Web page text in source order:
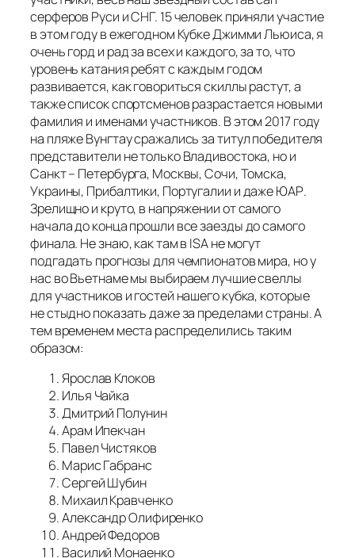
серферов Руси и СНГ. 15 человек приняли участие
в этом году в ежегодном Кубке Джимми Льюиса, я
очень горд и рад за всех и каждого, за то, что
уровень катания ребят с каждым годом
развивается, как говориться скиллы растут, а
также список спортсменов разрастается новыми
фамилия и именами участников. В этом 2017 году
на пляже Вунгтау сражались за титул победителя
представители не только Владивостока, но и
Санкт – Петербурга, Москвы, Сочи, Томска,
Украины, Прибалтики, Португалии и даже ЮАР.
Зрелищно и круто, в напряжении от самого
начала до конца прошли все заезды до самого
финала. Не знаю, как там в ISA не могут
подгадать прогнозы для чемпионатов мира, но у
нас во Вьетнаме мы выбираем лучшие свеллы
для участников и гостей нашего кубка, которые
не стыдно показать даже за пределами страны. А
тем временем места распределились таким
образом:
Ярослав Клоков
Илья Чайка
Дмитрий Полунин
Арам Ипекчан
Павел Чистяков
Марис Габранс
Сергей Шубин
Михаил Кравченко
Александр Олифиренко
Андрей Федоров
Василий Монаенко